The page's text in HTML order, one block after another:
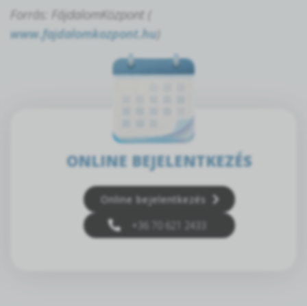
Forrás: FájdalomKözpont (
www.fajdalomkozpont.hu
ONLINE BEJELENTKEZÉS
Online bejelentkezés
+36 70 621 2433